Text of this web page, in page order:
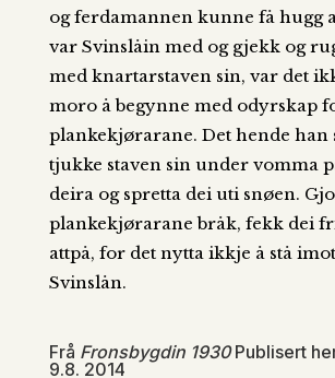
og ferdamannen kunne få hugg
var Svinslåin med og gjekk og
med knartarstaven sin, var det
moro å begynne med odyrskap
plankekjørarane. Det hende han
tjukke staven sin under vomma
deira og spretta dei uti snøen.
plankekjørarane bråk, fekk dei
attpå, for det nytta ikkje å stå
Svinslån.
Frå Fronsbygdin 1930Publisert
9.8. 2014